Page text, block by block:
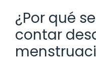
¿Por qué
contar